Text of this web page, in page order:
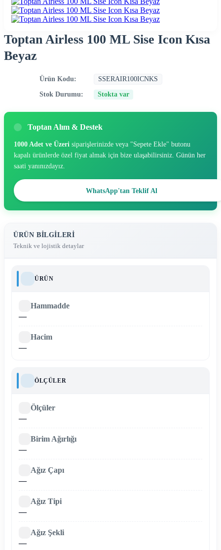
Toptan Airless 100 ML Sise Icon Kısa
Beyaz
Ürün Kodu: SSERAIR100ICNKS
Stok Durumu: Stokta var
Toptan Alım & Destek
1000 Adet ve Üzeri siparişlerinizde veya "Sepete Ekle" butonu
kapalı ürünlerde özel fiyat almak için bize ulaşabilirsiniz. Günün her
saati yanınızdayız.
WhatsApp'tan Teklif Al
ÜRÜN BILGILERI
Teknik ve lojistik detaylar
ÜRÜN
Hammadde
—
Hacim
—
ÖLÇÜLER
Ölçüler
—
Birim Ağırlığı
—
Ağız Çapı
—
Ağız Tipi
—
Ağız Şekli
—